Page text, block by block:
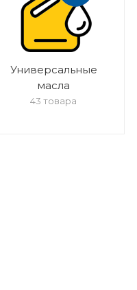
Универсальные
масла
43 товара